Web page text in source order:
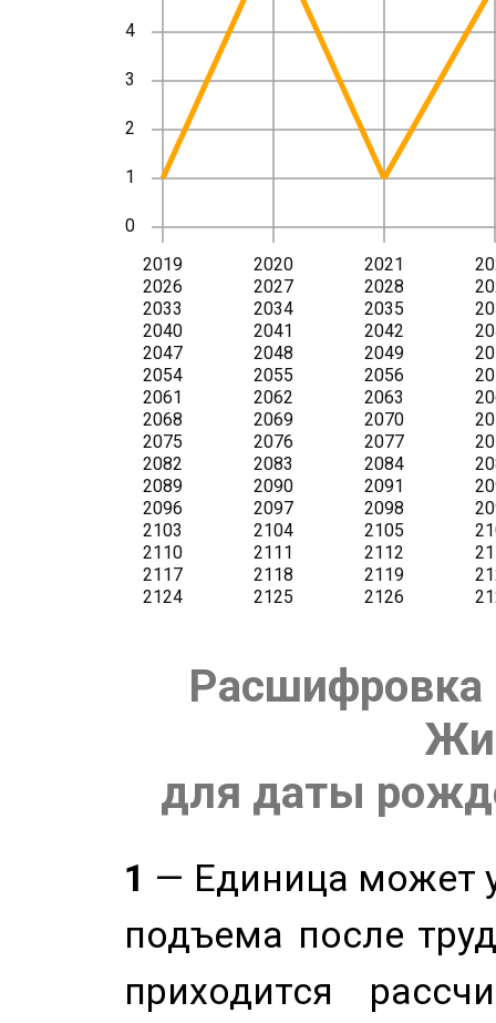
Расшифровка
для даты
1 — Единица может
подъема после
приходится